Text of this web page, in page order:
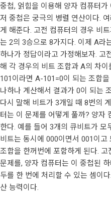
중첩, 얽힘을 이용해 양자 컴퓨터
저 중첩은 궁극의 병렬 연산이다.
게 해준다. 고전 컴퓨터의 경우 비
는 2의 3승으로 8가지다. 이제 A라
하나가 정답이라고 가정해보자. 고
해 각 경우의 비트 조합과 A의 차
101이라면 A-101=0이 되는 조합
나하나 계산해서 결과가 0이 되는
다시 말해 비트가 3개일 때 8번의
터는 이 문제를 어떻게 풀까? 양자
한다. 예를 들어 3개의 큐비트가
비트는 동시에 000이면서 001이
조합을 한꺼번에 포함하게 된다.
문제를, 양자 컴퓨터는 이 중첩된
두를 한 번에 처리할 수 있는 셈이
산 능력이다.